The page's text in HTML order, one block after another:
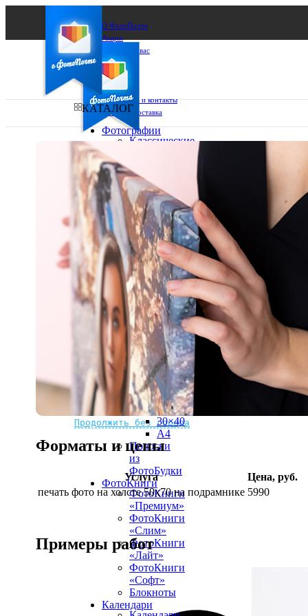
О ФотоПочте
Акции
Сделаем за вас
Бизнесу
FAQ
Франшиза
Поддержка и контакты
Оплата и доставка
Ваш город:
Ваш регион доставки
Выберите из списка:
Не нашли Ваш город?
Мы доставляем по всему миру
Продолжить без города
КАТАЛОГ
Фотографии
Классические
13х18
15х15
15х20
20х20
20х30
30х30
30х40
А4
Фото
в
рамке
10х10
10×15
13×18
15×15
15×20
20×20
20×30
30×30
30×40
A4
Полоски
из
ФотоБудки
ФотоКниги
ФотоКниги
«Премиум»
ФотоКниги
«Слим»
ФотоКниги
«Лайт»
ФотоКниги
«Софт»
Блокноты
Календари
Форматы и цены
Услуга
Цена, руб.
печать фото на холсте 50х70 на подрамнике 5990
Примеры работ